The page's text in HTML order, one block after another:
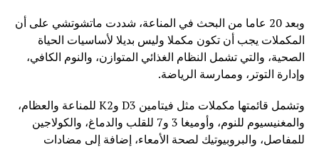
وبعد 20 عاما من البحث في المناعة، شددت ماتشوتشي على أن
المكملات يجب أن تكون مكملا وليس بديلا لأساسيات الحياة
الصحية، والتي تشمل النظام الغذائي المتوازن، والنوم الكافي،
وإدارة التوتر، وممارسة الرياضة.
وتشمل قائمتها مكملات مثل فيتامين D3 وK2 للمناعة والعظام،
والمغنيسيوم للنوم، وأوميغا 3 و7 للقلب والدماغ، والكولاجين
للمفاصل، والبروبيوتيك لصحة الأمعاء، إضافة إلى مضادات